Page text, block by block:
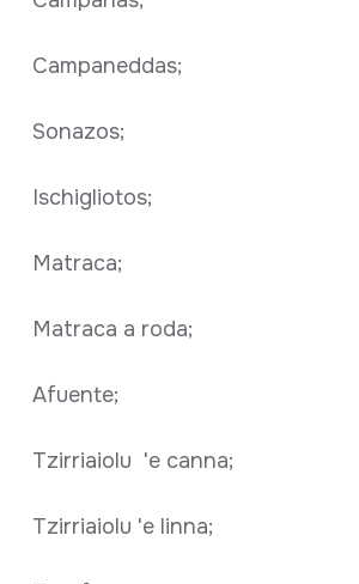
Campaneddas;
Sonazos;
Ischigliotos;
Matraca;
Matraca a roda;
Afuente;
Tzirriaiolu 'e canna;
Tzirriaiolu 'e linna;